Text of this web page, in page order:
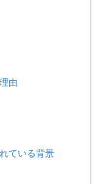
由
ている背景